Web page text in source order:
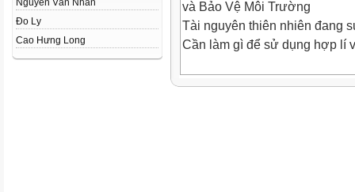
Nguyễn Văn Nhân
Đo Ly
Cao Hưng Long
và Bảo Vệ Môi Trường
Tài nguyên thiên nhiên đang
Cần làm gì để sử dụng hợp lí